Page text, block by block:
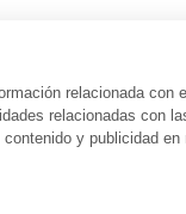
relacionada con
relacionadas con
y publicidad